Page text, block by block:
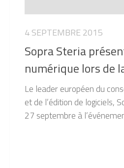
4 SEPTEMBRE 2015
Sopra Steria
numérique lors de
Le leader européen du
et de l’édition de logiciels,
27 septembre à